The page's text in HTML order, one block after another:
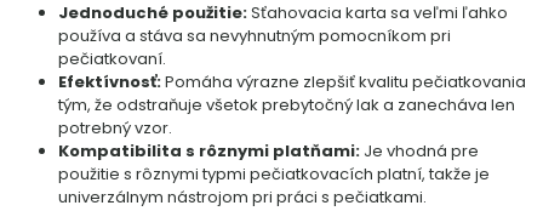
Jednoduché použitie:Sťahovacia karta sa veľmi ľahko
používa a stáva sa nevyhnutným pomocníkom pri
pečiatkovaní.
Efektívnosť:Pomáha výrazne zlepšiť kvalitu pečiatkovania
tým, že odstraňuje všetok prebytočný lak a zanecháva len
potrebný vzor.
Kompatibilita s rôznymi platňami: Je vhodná pre
použitie s rôznymi typmi pečiatkovacích platní, takže je
univerzálnym nástrojom pri práci s pečiatkami.